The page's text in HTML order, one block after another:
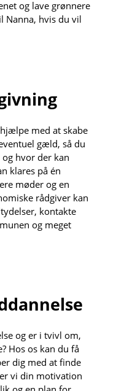
og lave grønnere
Nanna, hvis du vil
med at skabe
gæld, så du
hvor der kan
klares på én
møder og en
rådgiver kan
kontakte
og meget
og er i tvivl om,
Hos os kan du få
dig med at finde
vi din motivation